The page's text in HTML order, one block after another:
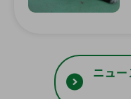
ニュ